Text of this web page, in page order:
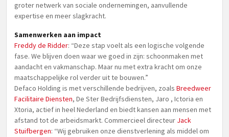
groter netwerk van sociale ondernemingen, aanvullende
expertise en meer slagkracht.
Samenwerken aan impact
Freddy de Ridder: “Deze stap voelt als een logische volgende
fase. We blijven doen waar we goed in zijn: schoonmaken met
aandacht en vakmanschap. Maar nu met extra kracht om onze
maatschappelijke rol verder uit te bouwen.”
Defaco Holding is met verschillende bedrijven, zoals Breedweer
Facilitaire Diensten, De Ster Bedrijfsdiensten, Jaro , Ictoria en
Xtoria, actief in heel Nederland en biedt kansen aan mensen met
afstand tot de arbeidsmarkt. Commercieel directeur Jack
Stuifbergen: “Wij gebruiken onze dienstverlening als middel om